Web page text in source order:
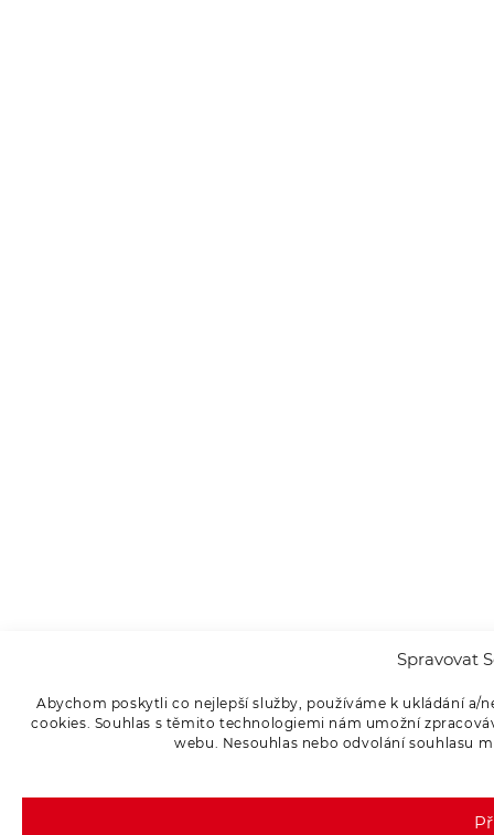
Spravovat
Abychom poskytli co nejlepší služby, používáme k ukládání
cookies. Souhlas s těmito technologiemi nám umožní
webu. Nesouhlas nebo odvolání souhlasu